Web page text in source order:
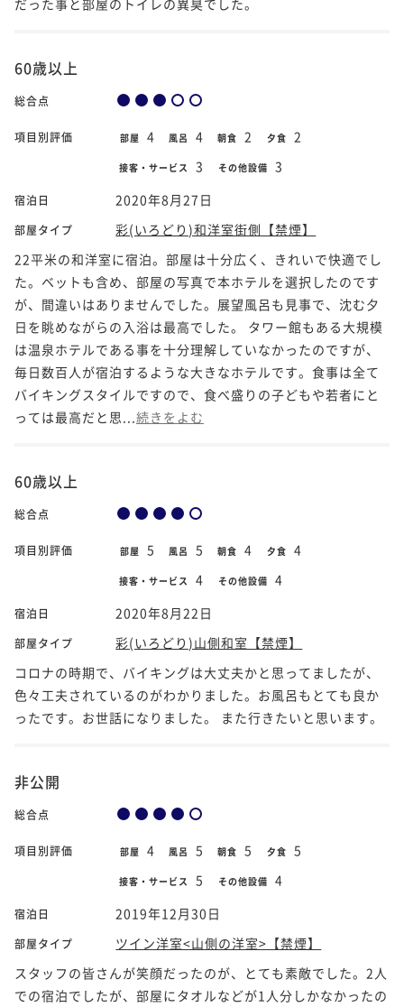
60歳以上
総合点
項目別評価 部屋 4 風呂 4 朝食 2 夕食 2
接客・サービス 3 その他設備 3
宿泊日 2020年8月27日
部屋タイプ
彩(いろどり)和洋室街側【禁煙】
22平米の和洋室に宿泊。部屋は十分広く、きれいで快適でし
た。ベットも含め、部屋の写真で本ホテルを選択したのです
が、間違いはありませんでした。展望風呂も見事で、沈む夕
日を眺めながらの入浴は最高でした。 タワー館もある大規模
は温泉ホテルである事を十分理解していなかったのですが、
毎日数百人が宿泊するような大きなホテルです。食事は全て
バイキングスタイルですので、食べ盛りの子どもや若者にと
っては最高だと思... 続きをよむ
60歳以上
総合点
項目別評価 部屋 5 風呂 5 朝食 4 夕食 4
接客・サービス 4 その他設備 4
宿泊日 2020年8月22日
部屋タイプ
彩(いろどり)山側和室【禁煙】
コロナの時期で、バイキングは大丈夫かと思ってましたが、
色々工夫されているのがわかりました。お風呂もとても良か
ったです。お世話になりました。 また行きたいと思います。
非公開
総合点
項目別評価 部屋 4 風呂 5 朝食 5 夕食 5
接客・サービス 5 その他設備 4
宿泊日 2019年12月30日
部屋タイプ
ツイン洋室<山側の洋室>【禁煙】
スタッフの皆さんが笑顔だったのが、とても素敵でした。2人
での宿泊でしたが、部屋にタオルなどが1人分しかなかったの